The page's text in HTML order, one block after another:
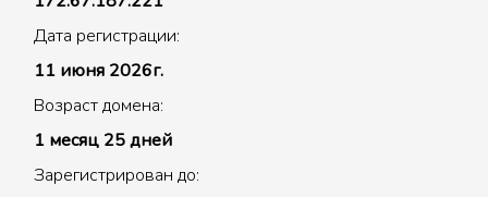
Дата регистрации:
11 июня 2026г.
Возраст домена:
1 месяц 25 дней
Зарегистрирован до: